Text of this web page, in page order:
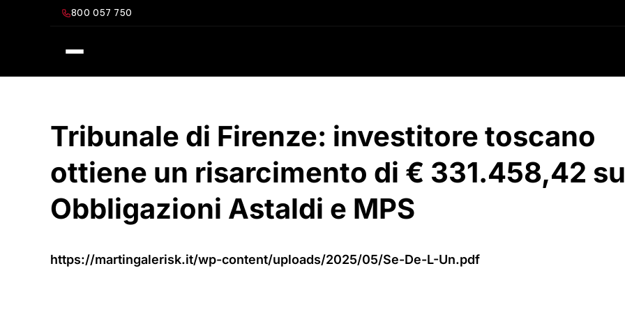
800 057 750
Tribunale di Firenze: investitore toscano
ottiene un risarcimento di € 331.458,42 su
Obbligazioni Astaldi e MPS
https://martingalerisk.it/wp-content/uploads/2025/05/Se-De-L-Un.pdf